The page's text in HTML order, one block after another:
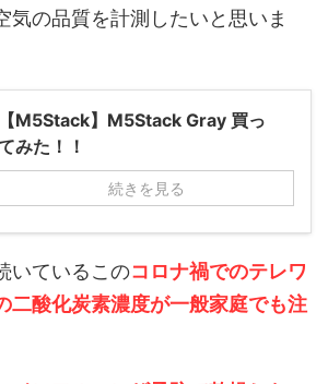
気の品質を計測したいと思いま
【M5Stack】M5Stack Gray 買っ
みた！！
続きを見る
いているこのコロナ禍でのテレワ
二酸化炭素濃度が一般家庭でも注